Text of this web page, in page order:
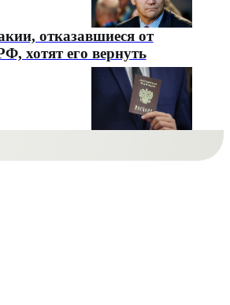
отказавшиеся от
хотят его вернуть